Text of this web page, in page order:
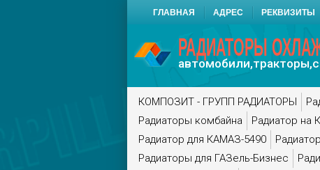
ГЛАВНАЯ АДРЕС РЕКВИЗИТЫ
РАДИАТОРЫ
КОМПОЗИТ - ГРУПП РАДИАТОРЫ
Радиаторы комбайна
Радиатор на
Радиатор для КАМАЗ-5490
Радиаторы для ГАЗель-Бизнес